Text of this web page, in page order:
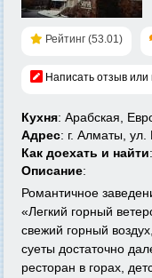
Рейтинг (53.01)
Написать отзыв или
Кухня: Арабская,
Адрес: г. Алматы,
Как доехать и найти
Описание:
Романтичное
«Легкий горный
свежий горный
суеты достаточно
ресторан в горах,